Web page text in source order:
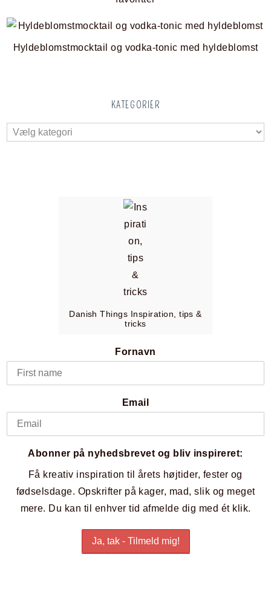
Hyldeblomstmocktail og vodka-tonic med hyldeblomst
KATEGORIER
Danish Things Inspiration, tips &
tricks
Fornavn
Email
Abonner på nyhedsbrevet og bliv inspireret:
Få kreativ inspiration til årets højtider, fester og
fødselsdage. Opskrifter på kager, mad, slik og meget
mere. Du kan til enhver tid afmelde dig med ét klik.